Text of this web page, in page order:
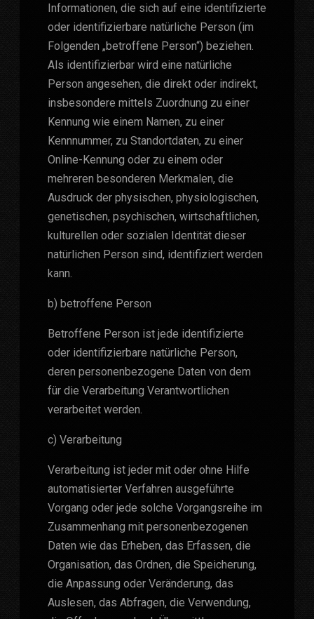
Informationen, die sich auf eine identifizierte
oder identifizierbare natürliche Person (im
Folgenden „betroffene Person“) beziehen.
Als identifizierbar wird eine natürliche
Person angesehen, die direkt oder indirekt,
insbesondere mittels Zuordnung zu einer
Kennung wie einem Namen, zu einer
Kennnummer, zu Standortdaten, zu einer
Online-Kennung oder zu einem oder
mehreren besonderen Merkmalen, die
Ausdruck der physischen, physiologischen,
genetischen, psychischen, wirtschaftlichen,
kulturellen oder sozialen Identität dieser
natürlichen Person sind, identifiziert werden
kann.
b) betroffene Person
Betroffene Person ist jede identifizierte
oder identifizierbare natürliche Person,
deren personenbezogene Daten von dem
für die Verarbeitung Verantwortlichen
verarbeitet werden.
c) Verarbeitung
Verarbeitung ist jeder mit oder ohne Hilfe
automatisierter Verfahren ausgeführte
Vorgang oder jede solche Vorgangsreihe im
Zusammenhang mit personenbezogenen
Daten wie das Erheben, das Erfassen, die
Organisation, das Ordnen, die Speicherung,
die Anpassung oder Veränderung, das
Auslesen, das Abfragen, die Verwendung,